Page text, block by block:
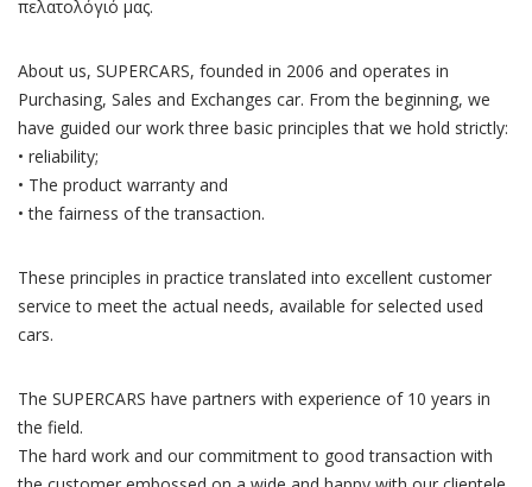
πελατολόγιό μας.
About us, SUPERCARS, founded in 2006 and operates in
Purchasing, Sales and Exchanges car. From the beginning, we
have guided our work three basic principles that we hold strictly:
• reliability;
• The product warranty and
• the fairness of the transaction.
These principles in practice translated into excellent customer
service to meet the actual needs, available for selected used
cars.
The SUPERCARS have partners with experience of 10 years in
the field.
The hard work and our commitment to good transaction with